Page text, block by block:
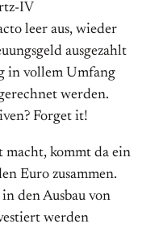
IV
leer aus, wieder
ausgezahlt
in vollem Umfang
werden.
Forget it!
kommt da ein
Euro zusammen.
den Ausbau von
werden